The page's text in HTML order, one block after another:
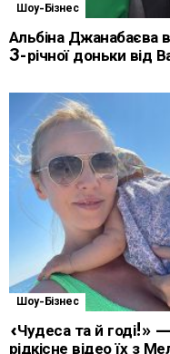
Шоу-Бізнес
Альбіна Джанабаєва
3-річної доньки від
Шоу-Бізнес
«Чудеса та й годі!»
рідкісне відео їх з